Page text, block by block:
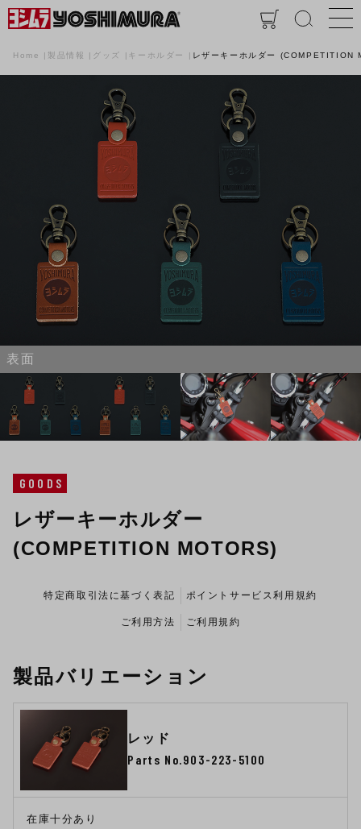
Home 製品情報 グッズ キーホルダー レザーキーホルダー (COMPETITION
表面
GOODS
レザーキーホルダー
(COMPETITION MOTORS)
特定商取引法に基づく表記 ポイントサービス利用規約
ご利用方法 ご利用規約
製品バリエーション
レッド
Parts No.903-223-5100
在庫十分あり